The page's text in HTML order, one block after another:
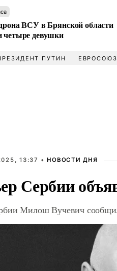
ВСУ в Брянской области
четыре девушки
ПУТИН ЕВРОСОЮЗ
13:37 • НОВОСТИ ДНЯ
Сербии
Милош Вучевич